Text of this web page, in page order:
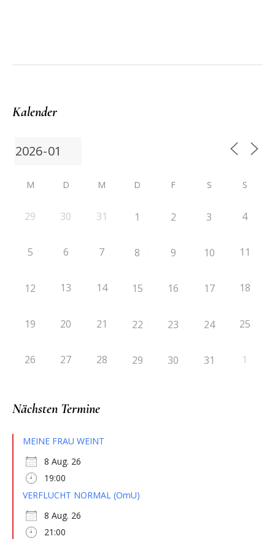
Kalender
M D M D F S S
29 30 31 1 2 3 4
5 6 7 8 9 10 11
12 13 14 15 16 17 18
19 20 21 22 23 24 25
26 27 28 29 30 31 1
Nächsten Termine
MEINE FRAU WEINT
8 Aug. 26
19:00
VERFLUCHT NORMAL (OmU)
8 Aug. 26
21:00